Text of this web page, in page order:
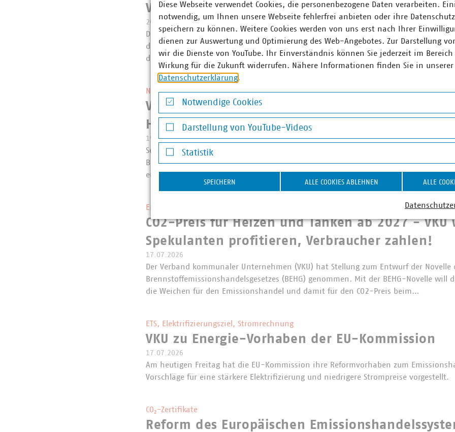
VKU-Ersteinschätzung zum Start der
20.07.2026
Die Bundesregierung hat die Verbändeanhörung für das Erneuerbaren-Energien-
das Netzpaket gestartet. Der Verband kommunaler Unternehmen (VKU) begrüßt
der Verzahnung von Erneuerbaren-Ausbau und…
Neue Regelung
VKU zum EU-Vernichtungsverbot für Textilien:
Herstellerverantwortung jetzt konsequent
19.07.2026
Seit dem 19. Juli dürfen große Unternehmen in der EU bestimmte unverkaufte
Bekleidungsaccessoires und Schuhe grundsätzlich nicht mehr vernichten. Die
europäischen Ökodesign-Verordnung für nachhaltige Produkte (ESPR)…
Entwurf der Novelle des BEHG
CO2-Preis für Heizen und Tanken ab 2027 -
Spekulanten profitieren, Verbraucher zahlen!
17.07.2026
Der Verband kommunaler Unternehmen (VKU) hat Stellung zum Entwurf der Novelle
Brennstoffemissionshandelsgesetzes (BEHG) genommen. Mit der BEHG-Novelle will
die Weichen für den Emissionshandel und damit für den CO2-Preis beim…
ETS, Elektrifizierungsziel, Stromrechnung
VKU zu Energie-Vorhaben der EU-Kommission
17.07.2026
Am heutigen Freitag hat die EU-Kommission ihre Reformvorhaben zum
Vorschläge für eine stärkere Elektrifizierung und niedrigere Strompreise vorgestellt.
CO₂-Zertifikate
Reform des Europäischen
Diese Webseite verwendet Cookies, die personenbezogene Daten verarbeiten.
notwendig, um Ihnen unsere Webseite fehlerfrei anbieten oder ihre
speichern zu können. Weitere Cookies werden von uns erst nach Ihrer
dienen zur Auswertung und Optimierung des Web-Angebotes. Zur Darstellung
wir die Dienste von YouTube. Ihr Einverständnis können Sie jederzeit im
Wirkung für die Zukunft widerrufen. Nähere Informationen finden Sie in unserer
Datenschutzerklärung.
Notwendige Cookies
Notwendige Cookies
Darstellung von YouTube-Videos
Darstellung von YouTube-Videos
Statistik
Statistik
SPEICHERN ALLE COOKIES ABLEHNEN ALLE